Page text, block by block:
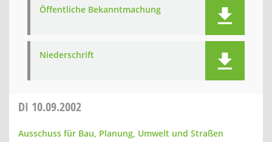
Öffentliche Bekanntmachung
Niederschrift
DI 10.09.2002
Ausschuss für Bau, Planung, Umwelt und Straßen